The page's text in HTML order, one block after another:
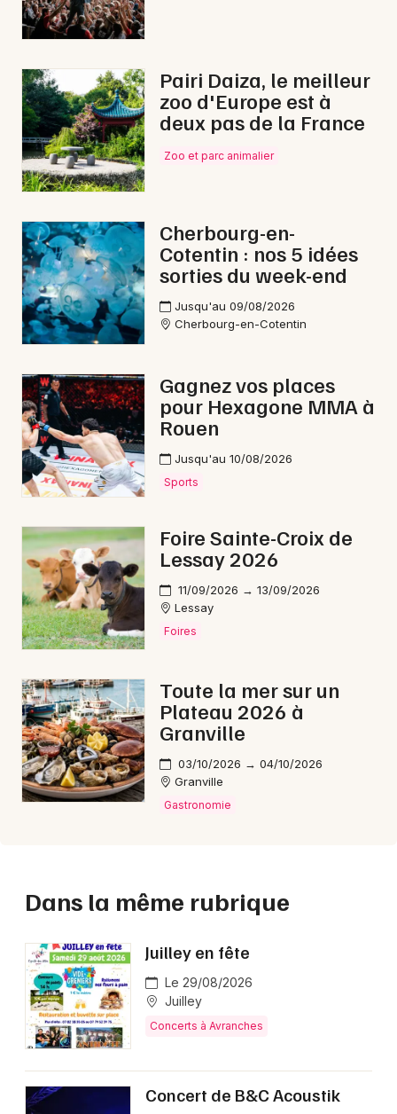
Je m'abonne
Pairi Daiza, le meilleur
zoo d'Europe est à
deux pas de la France
Zoo et parc animalier
Cherbourg-en-
Cotentin : nos 5 idées
sorties du week-end
Jusqu'au 09/08/2026
Cherbourg-en-Cotentin
Gagnez vos places
pour Hexagone MMA à
Rouen
Jusqu'au 10/08/2026
Sports
Foire Sainte-Croix de
Lessay 2026
11/09/2026 → 13/09/2026
Lessay
Foires
Toute la mer sur un
Plateau 2026 à
Granville
03/10/2026 → 04/10/2026
Granville
Gastronomie
Dans la même rubrique
Juilley en fête
Le 29/08/2026
Juilley
Concerts à Avranches
Concert de B&C Acoustik